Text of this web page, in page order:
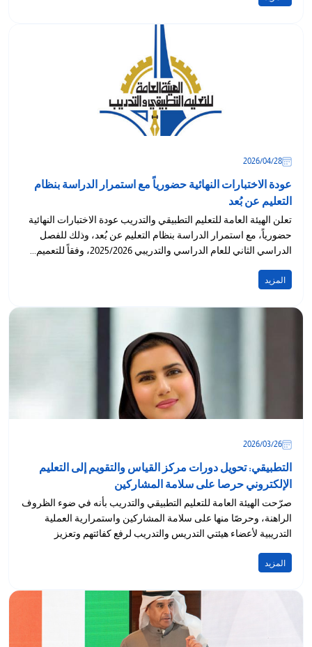
28‏/04‏/2026
عودة الاختبارات النهائية حضورياً مع استمرار الدراسة بنظام
التعليم عن بُعد
تعلن الهيئة العامة للتعليم التطبيقي والتدريب عودة الاختبارات النهائية
حضورياً، مع استمرار الدراسة بنظام التعليم عن بُعد، وذلك للفصل
الدراسي الثاني للعام الدراسي والتدريبي 2025/2026، وفقاً للتعميم...
المزيد
26‏/03‏/2026
التطبيقي: تحويل دورات مركز القياس والتقويم إلى التعليم
الإلكتروني حرصا على سلامة المشاركين
صرّحت الهيئة العامة للتعليم التطبيقي والتدريب بأنه في ضوء الظروف
الراهنة، وحرصًا منها على سلامة المشاركين واستمرارية العملية
التدريبية لأعضاء هيئتي التدريس والتدريب لرفع كفائتهم وتعزيز
المزيد